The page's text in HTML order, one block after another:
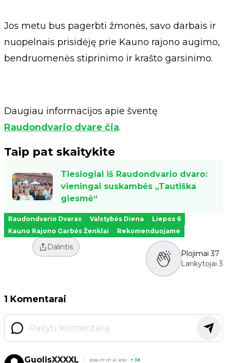
Jos metu bus pagerbti žmonės, savo darbais ir
nuopelnais prisidėję prie Kauno rajono augimo,
bendruomenės stiprinimo ir krašto garsinimo.
Daugiau informacijos apie šventę
Raudondvario dvare čia.
Taip pat skaitykite
Tiesiogiai iš Raudondvario dvaro:
vieningai suskambės „Tautiška
giesmė“
Raudondvario Dvaras Valstybės Diena
Liepos 6
Kauno Rajono Garbės Ženklai
Rekomenduojame
Dalintis
Plojimai 37
Lankytojai 3
1 Komentarai
GuolisXXXXL 2026-07-07 kl. 8:50 + 38